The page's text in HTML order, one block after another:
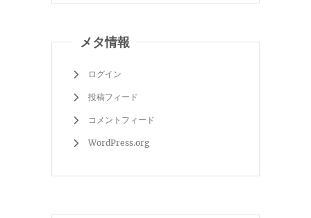
メタ情報
ログイン
投稿フィード
コメントフィード
WordPress.org